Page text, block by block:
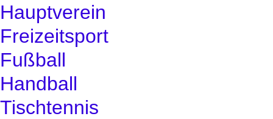
Hauptverein
Freizeitsport
Fußball
Handball
Tischtennis